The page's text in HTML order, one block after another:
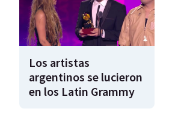
Los artistas
argentinos se lucieron
en los Latin Grammy